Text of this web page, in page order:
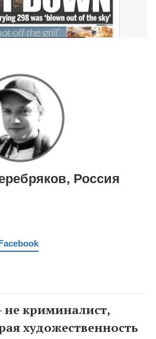
Россия
криминалист,
художественность